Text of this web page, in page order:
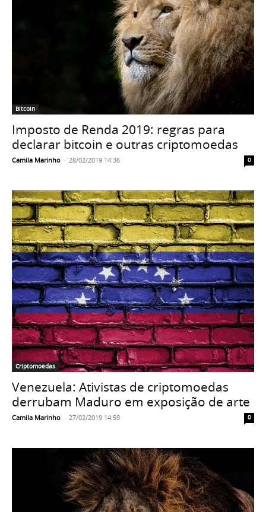
Bitcoin
Imposto de Renda 2019: regras para
declarar bitcoin e outras criptomoedas
Camila Marinho - 28/02/2019 14:36 0
Criptomoedas
Venezuela: Ativistas de criptomoedas
derrubam Maduro em exposição de arte
Camila Marinho - 27/02/2019 14:59 0